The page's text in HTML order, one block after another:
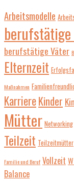
Arbeitsmodelle
berufstätige Väter
Elternzeit
Maßnahmen
KarriereKinder
Mütter Networking
Teilzeit Teilzeitmütter
Familie und Beruf Vollzeit
Balance